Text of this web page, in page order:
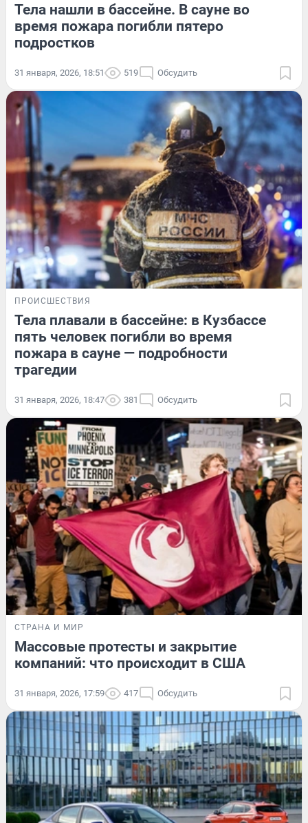
Тела нашли в бассейне. В сауне во
время пожара погибли пятеро
подростков
31 января, 2026, 18:51 519 Обсудить
ПРОИСШЕСТВИЯ
Тела плавали в бассейне: в Кузбассе
пять человек погибли во время
пожара в сауне — подробности
трагедии
31 января, 2026, 18:47 381 Обсудить
СТРАНА И МИР
Массовые протесты и закрытие
компаний: что происходит в США
31 января, 2026, 17:59 417 Обсудить